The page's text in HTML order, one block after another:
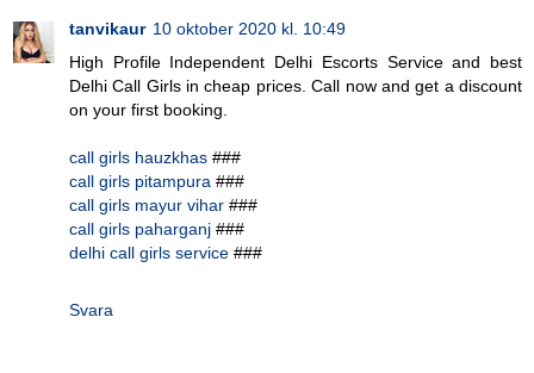
tanvikaur 10 oktober 2020 kl. 10:49
High Profile Independent Delhi Escorts Service and best
Delhi Call Girls in cheap prices. Call now and get a discount
on your first booking.
call girls hauzkhas ###
call girls pitampura ###
call girls mayur vihar ###
call girls paharganj ###
delhi call girls service ###
Svara